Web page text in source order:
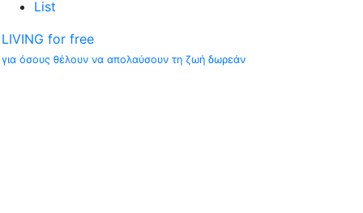
List
LIVING for free
για όσους θέλουν να απολαύσουν τη ζωή δωρεάν